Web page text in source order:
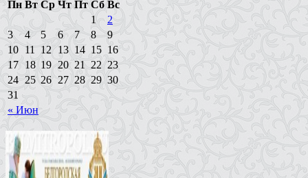
Пн Вт Ср Чт Пт Сб Вс
« Июн
1
2
3
4 5 6 7 8
9
10 11 12 13 14 15 16
17 18 19 20 21 22 23
24 25 26 27 28 29 30
31